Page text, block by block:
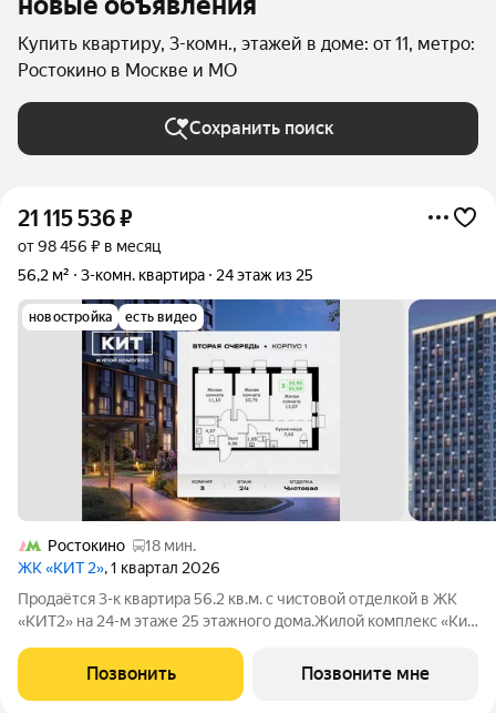
Купить квартиру, 3-комн., этажей в доме: от 11, метро:
Ростокино в Москве и МО
Сохранить поиск
21 115 536₽
от 98 456 ₽ в месяц
56,2 м²
3-комн. квартира 24 этаж из 25
новостройка есть видео
Ростокино
18 мин.
ЖК «КИТ 2», 1 квартал 2026
Продаётся 3-к квартира 56.2 кв.м. с чистовой отделкой в ЖК
«КИТ2» на 24-м этаже 25 этажного дома.Жилой комплекс «Кит
Городе». Объект бизнес-класса предлагает рациональный
подход к набору опций,
Позвонить Позвоните мне